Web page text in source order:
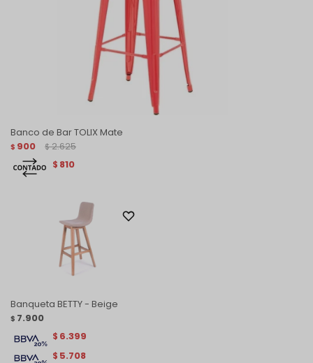
Banco de Bar TOLIX Mate
$ 900 $ 2.625
$ 810
Banqueta BETTY - Beige
$ 7.900
$ 5.708
$ 6.399